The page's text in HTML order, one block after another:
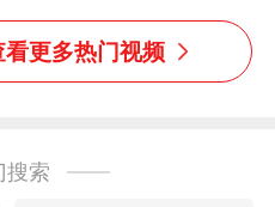
玩具鱼竿钓上大鱼
更多热门视频
搜索